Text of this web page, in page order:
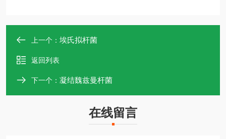
上一个： 埃氏拟杆菌
返回列表
下一个： 凝结魏兹曼杆菌
在线留言